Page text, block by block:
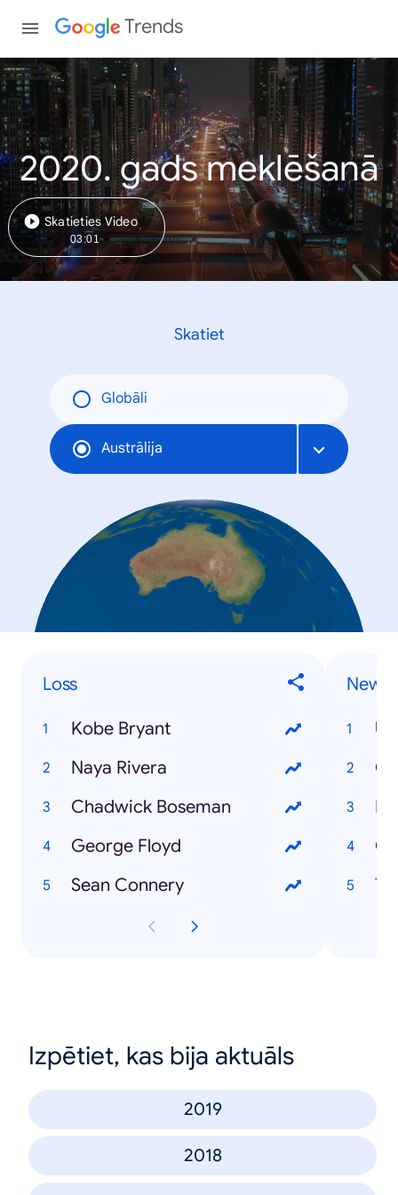
Trends
2020. gads meklēšanā
Skatieties Video
03:01
Skatiet
Globāli
Austrālija
Loss
Kobe Bryant
Naya Rivera
Chadwick Boseman
George Floyd
Sean Connery
News
Izpētiet, kas bija aktuāls
2019
2018